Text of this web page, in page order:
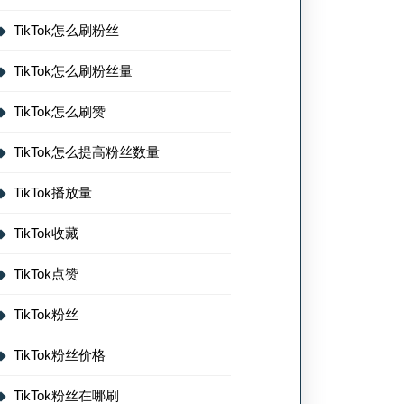
TikTok怎么刷粉丝
TikTok怎么刷粉丝量
TikTok怎么刷赞
TikTok怎么提高粉丝数量
TikTok播放量
TikTok收藏
TikTok点赞
TikTok粉丝
TikTok粉丝价格
TikTok粉丝在哪刷